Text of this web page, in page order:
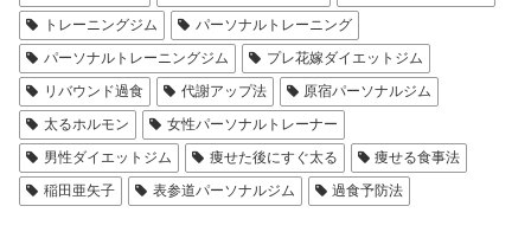
トレーニングジム
パーソナルトレーニング
パーソナルトレーニングジム
プレ花嫁ダイエットジム
リバウンド過食
代謝アップ法
原宿パーソナルジム
太るホルモン
女性パーソナルトレーナー
男性ダイエットジム
痩せた後にすぐ太る
痩せる食事法
稲田亜矢子
表参道パーソナルジム 過食予防法